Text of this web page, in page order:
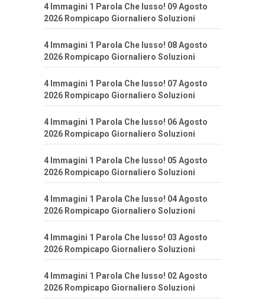
4 Immagini 1 Parola Che lusso! 09 Agosto
2026 Rompicapo Giornaliero Soluzioni
4 Immagini 1 Parola Che lusso! 08 Agosto
2026 Rompicapo Giornaliero Soluzioni
4 Immagini 1 Parola Che lusso! 07 Agosto
2026 Rompicapo Giornaliero Soluzioni
4 Immagini 1 Parola Che lusso! 06 Agosto
2026 Rompicapo Giornaliero Soluzioni
4 Immagini 1 Parola Che lusso! 05 Agosto
2026 Rompicapo Giornaliero Soluzioni
4 Immagini 1 Parola Che lusso! 04 Agosto
2026 Rompicapo Giornaliero Soluzioni
4 Immagini 1 Parola Che lusso! 03 Agosto
2026 Rompicapo Giornaliero Soluzioni
4 Immagini 1 Parola Che lusso! 02 Agosto
2026 Rompicapo Giornaliero Soluzioni